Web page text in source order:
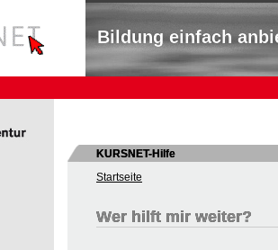
Bildung einfach
KURSNET-Hilfe
Startseite
Wer hilft mir weiter?